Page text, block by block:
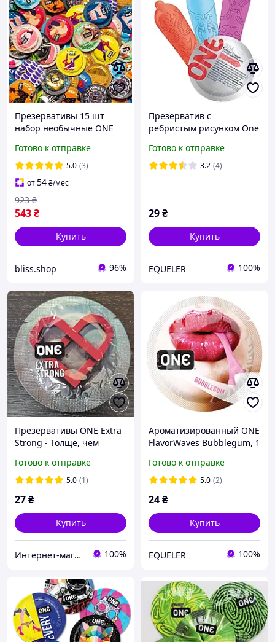
Презервативы 15 шт
набор необычные ONE
светящиеся прикольные
подарочные
оригинальные
Готово к отправке
5.0 (3)
от54₴/мес
543₴
923 ₴
Купить
bliss.shop 96%
Презерватив с
ребристым рисунком One
Готово к отправке
3.2 (4)
29₴
Купить
EQUELER 100%
Презервативы ONE Extra
Strong - Толще, чем
Готово к отправке
5.0 (1)
27₴
Купить
Интернет-магазин "Резинки" 100%
Ароматизированный ONE
FlavorWaves Bubblegum, 1
жевательной резинки -
CherryLove
Готово к отправке
5.0 (2)
24₴
Купить
EQUELER 100%